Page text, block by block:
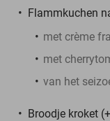
Flammkuchen
met crème
met
van het
Broodje kroket